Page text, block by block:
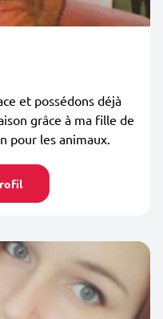
et possédons déjà
grâce à ma fille de
pour les animaux.